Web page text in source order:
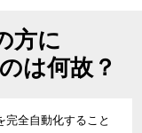
方に
は何故？
完全自動化すること